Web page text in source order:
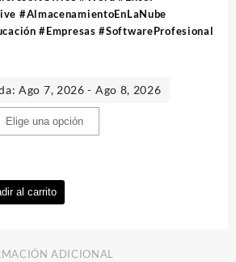
#AlmacenamientoEnLaNube
#Empresas #SoftwareProfesional
Ago 7, 2026 - Ago 8, 2026
al carrito
ADICIONAL